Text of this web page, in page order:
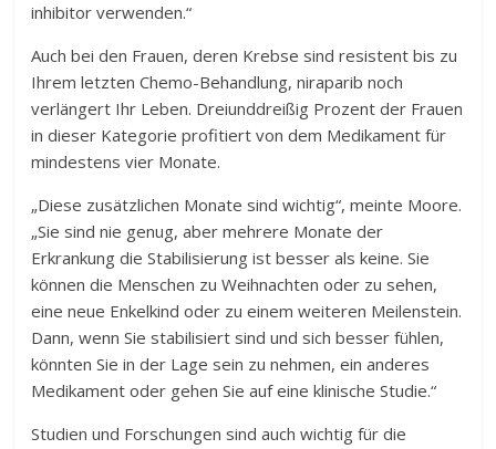
inhibitor verwenden.“
Auch bei den Frauen, deren Krebse sind resistent bis zu
Ihrem letzten Chemo-Behandlung, niraparib noch
verlängert Ihr Leben. Dreiunddreißig Prozent der Frauen
in dieser Kategorie profitiert von dem Medikament für
mindestens vier Monate.
„Diese zusätzlichen Monate sind wichtig“, meinte Moore.
„Sie sind nie genug, aber mehrere Monate der
Erkrankung die Stabilisierung ist besser als keine. Sie
können die Menschen zu Weihnachten oder zu sehen,
eine neue Enkelkind oder zu einem weiteren Meilenstein.
Dann, wenn Sie stabilisiert sind und sich besser fühlen,
könnten Sie in der Lage sein zu nehmen, ein anderes
Medikament oder gehen Sie auf eine klinische Studie.“
Studien und Forschungen sind auch wichtig für die